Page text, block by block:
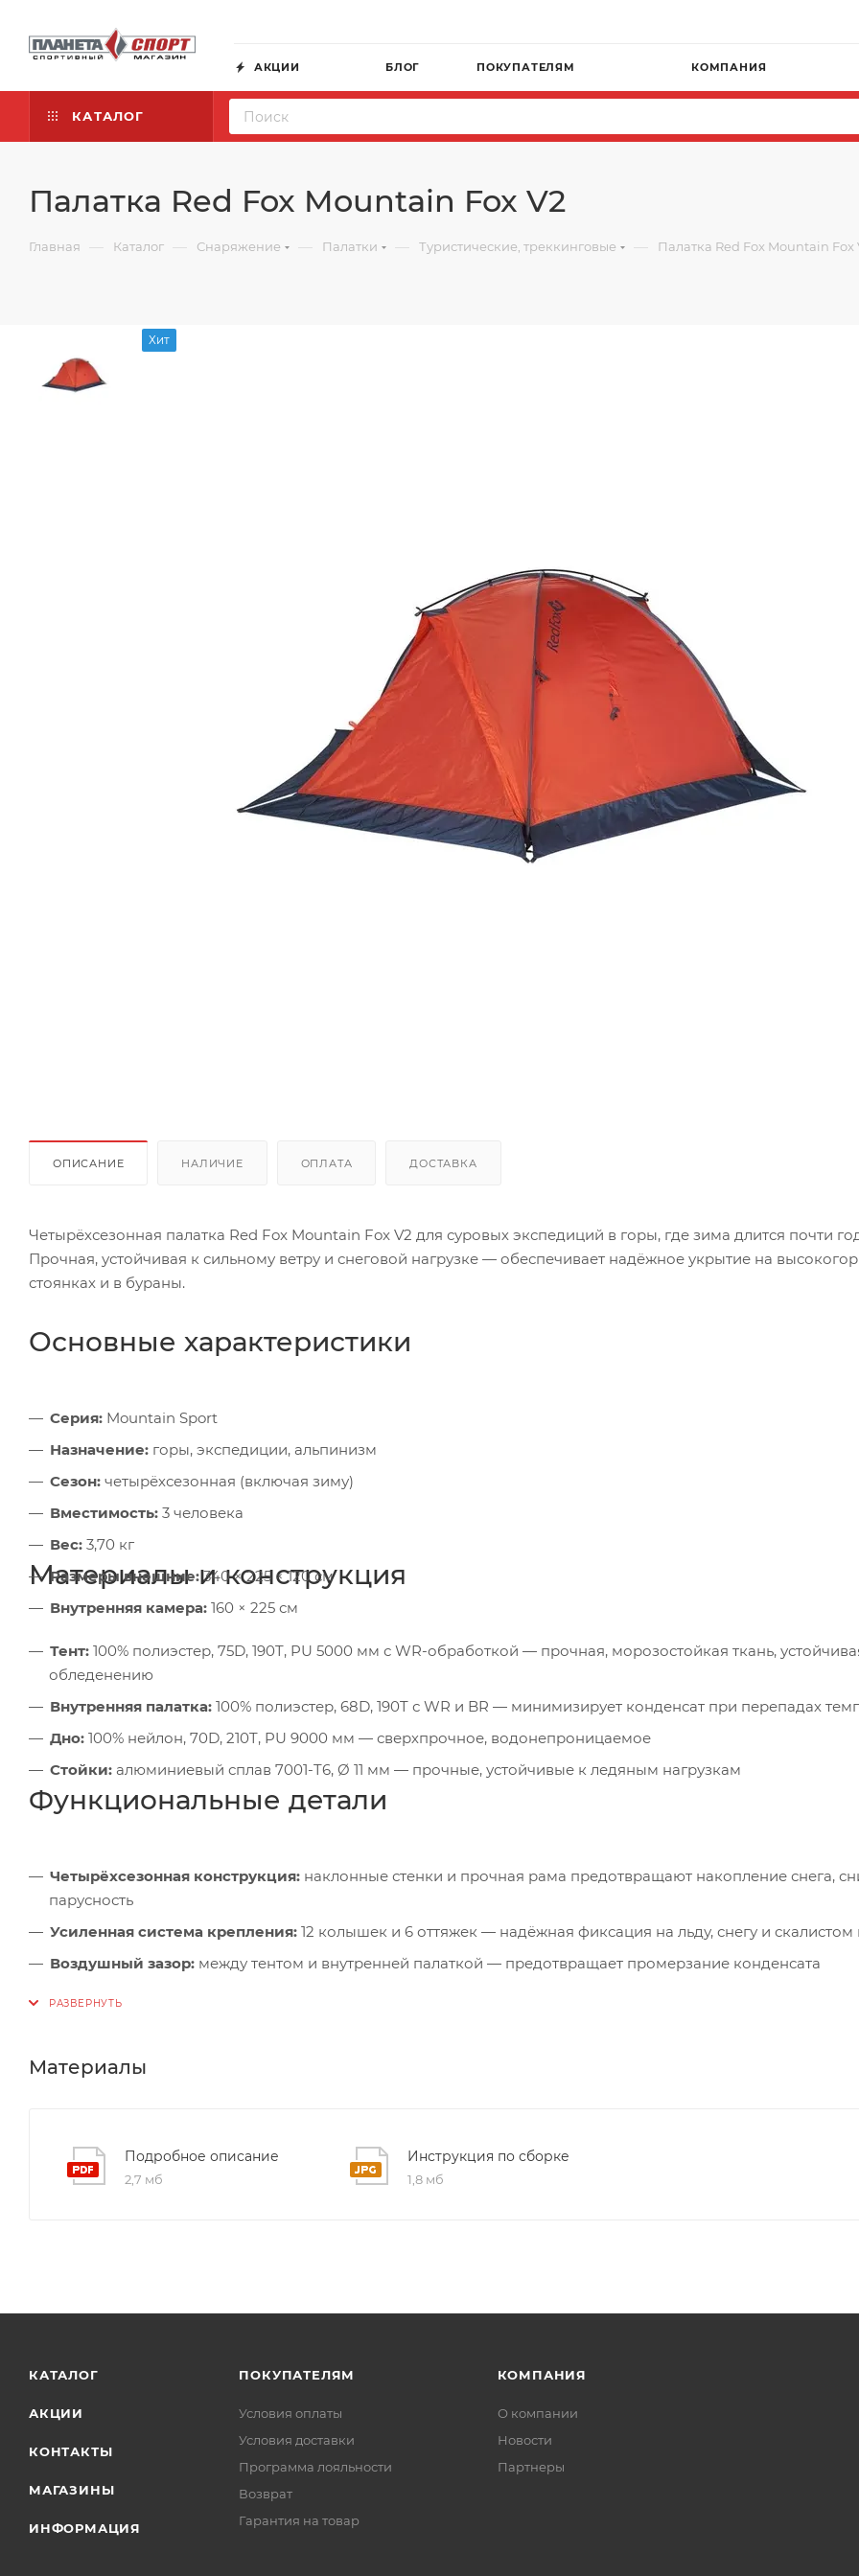
АКЦИИ БЛОГ ПОКУПАТЕЛЯМ КОМПАНИЯ
КАТАЛОГ
Палатка Red Fox Mountain Fox V2
Главная — Каталог — Снаряжение — Палатки — Туристические, треккинговые — Палатка Red Fox Mountain Fox
Хит
ОПИСАНИЕ НАЛИЧИЕ ОПЛАТА ДОСТАВКА
Четырёхсезонная палатка Red Fox Mountain Fox V2 для суровых экспедиций в горы, где зима длится почти
Прочная, устойчивая к сильному ветру и снеговой нагрузке — обеспечивает надёжное укрытие на
стоянках и в бураны.
Основные характеристики
Серия: Mountain Sport
Назначение: горы, экспедиции, альпинизм
Сезон: четырёхсезонная (включая зиму)
Вместимость: 3 человека
Вес: 3,70 кг
Размеры внешние:340 × 225 × 120 см
Внутренняя камера: 160 × 225 см
Материалы и конструкция
Тент: 100% полиэстер, 75D, 190T, PU 5000 мм с WR-обработкой — прочная, морозостойкая ткань,
обледенению
Внутренняя палатка: 100% полиэстер, 68D, 190T с WR и BR — минимизирует конденсат при перепадах
Дно: 100% нейлон, 70D, 210T, PU 9000 мм — сверхпрочное, водонепроницаемое
Стойки: алюминиевый сплав 7001-T6, Ø 11 мм — прочные, устойчивые к ледяным нагрузкам
Функциональные детали
Четырёхсезонная конструкция: наклонные стенки и прочная рама предотвращают накопление снега,
парусность
Усиленная система крепления: 12 колышек и 6 оттяжек — надёжная фиксация на льду, снегу и скалистом
Воздушный зазор: между тентом и внутренней палаткой — предотвращает промерзание конденсата
Комплектация:
Оттяжки — 6 шт. (с регулировкой для натяжения в сильный ветер)
Материалы
Подробное описание
2,7 мб
Инструкция по сборке
1,8 мб
КАТАЛОГ
АКЦИИ
КОНТАКТЫ
МАГАЗИНЫ
ИНФОРМАЦИЯ
ПОКУПАТЕЛЯМ
Условия оплаты
Условия доставки
Программа лояльности
Возврат
Гарантия на товар
КОМПАНИЯ
О компании
Новости
Партнеры